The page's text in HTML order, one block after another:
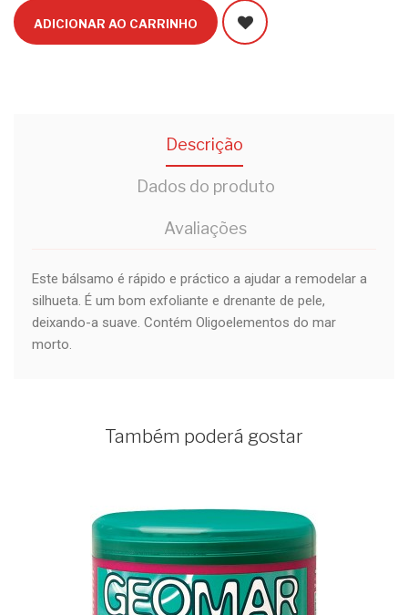
ADICIONAR AO CARRINHO
Descrição
Dados do produto
Avaliações
Este bálsamo é rápido e práctico a ajudar a remodelar a
silhueta. É um bom exfoliante e drenante de pele,
deixando-a suave. Contém Oligoelementos do mar
morto.
Também poderá gostar